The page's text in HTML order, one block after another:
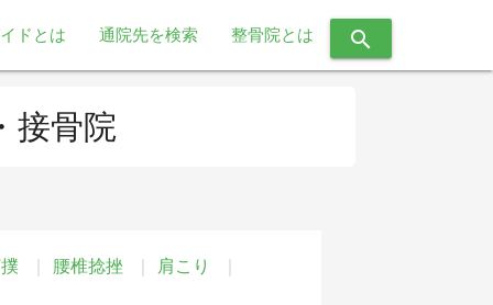
ドとは 通院先を検索 整骨院とは search
接骨院
腰椎捻挫 肩こり